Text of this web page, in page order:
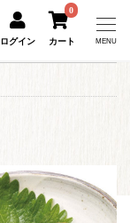
ログイン
0
カート MENU